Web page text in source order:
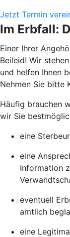
Jetzt Termin
Im Erbfall:
Einer Ihrer
Beileid! Wir
und helfen Ihnen
Nehmen Sie bitte
Häufig brauchen
wir Sie
eine
eine
Information
eventuell
amtlich
eine